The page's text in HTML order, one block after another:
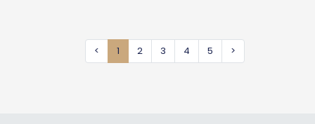
< 1 2 3 4 5 >